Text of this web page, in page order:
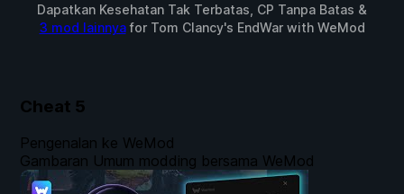
Dapatkan Kesehatan Tak Terbatas, CP Tanpa Batas &
3 mod lainnyafor Tom Clancy's EndWarwith WeMod
Cheat 5
Pengenalan ke WeMod
Gambaran Umum modding bersama WeMod